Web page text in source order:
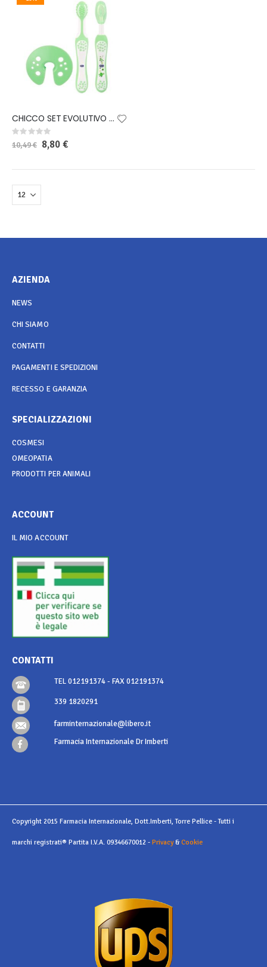
CHICCO SET EVOLUTIVO ORAL CARE
Rating:
0%
10,49 € Special
Price
8,80 €
AZIENDA
NEWS
CHI SIAMO
CONTATTI
PAGAMENTI E SPEDIZIONI
RECESSO E GARANZIA
SPECIALIZZAZIONI
COSMESI
OMEOPATIA
PRODOTTI PER ANIMALI
ACCOUNT
IL MIO ACCOUNT
CONTATTI
TEL 012191374 - FAX 012191374
339 1820291
farminternazionale@libero.it
Farmacia Internazionale Dr Imberti
Copyright 2015 Farmacia Internazionale, Dott.Imberti, Torre Pellice - Tutti i
marchi registrati® Partita I.V.A. 09346670012 - Privacy&Cookie